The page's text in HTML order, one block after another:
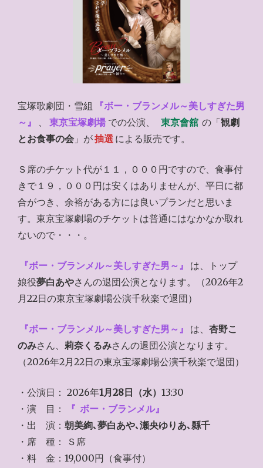
宝塚歌劇団・雪組
『ボー・ブランメル～美しすぎた男
～』
、 東京宝塚劇場 での公演、 東京會舘 の「観劇
とお食事の会 」が抽選 による販売です。
Ｓ席のチケット代が１１，０００円ですので、食事付
きで１９，０００円は安くはありませんが、平日に都
合がつき、余裕がある方には良いプランだと思いま
す。東京宝塚劇場のチケットは普通にはなかなか取れ
ないので・・・。
『ボー・ブランメル～美しすぎた男～』
は、トップ
娘役夢白あやさんの退団公演となります。（2026年2
月22日の東京宝塚劇場公演千秋楽で退団）
『ボー・ブランメル～美しすぎた男～』 は、杏野こ
のみさん、 莉奈くるみさんの退団公演となります。
（2026年2月22日の東京宝塚劇場公演千秋楽で退団）
・公演日： 2026年1月28日（水） 13:30
・演 目：
『 ボー・ブランメル』
・出 演： 朝美絢､夢白あや､瀬央ゆりあ､縣千
・席 種： Ｓ席
・料 金：19,000円（食事付）